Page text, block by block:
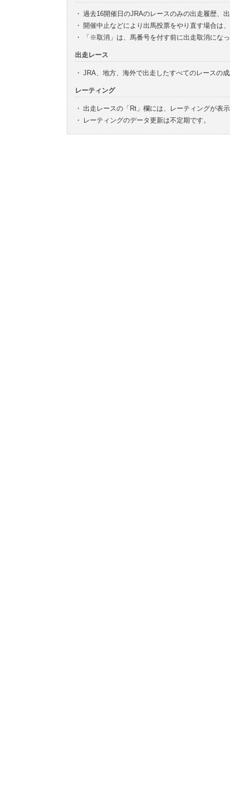
・ 過去16開催日のJRAのレースのみの出走履歴、
・ 開催中止などにより出馬投票をやり直す場合は
・
「※取消」は、馬番号を付す前に出走取消にな
出走レース
・ JRA、地方、海外で出走したすべてのレースの
レーティング
・ 出走レースの「Rt」欄には、レーティングが表
・
レーティングのデータ更新は不定期です。